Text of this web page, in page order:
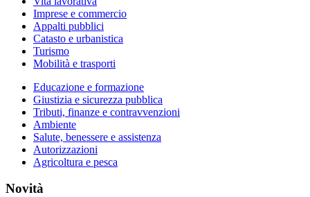
Imprese e commercio
Appalti pubblici
Catasto e urbanistica
Turismo
Mobilità e trasporti
Educazione e formazione
Giustizia e sicurezza pubblica
Tributi, finanze e contravvenzioni
Ambiente
Salute, benessere e assistenza
Autorizzazioni
Agricoltura e pesca
Novità